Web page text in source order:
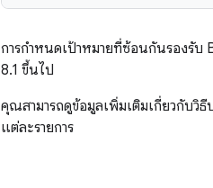
การกำหนดเป้าหมายที่ซ้อนกันรองรั
8.1 ขึ้นไป
คุณสามารถดูข้อมูลเพิ่มเติมเกี่ยวกับวิ
แต่ละรายการ